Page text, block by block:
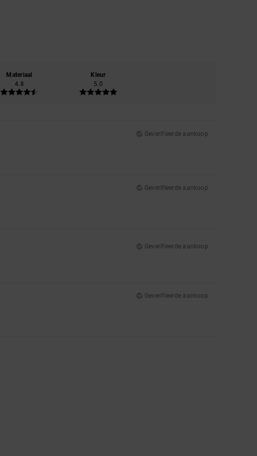
Materiaal
4.8
Kleur
5.0
Geverifieerde aankoop
Geverifieerde aankoop
Geverifieerde aankoop
Geverifieerde aankoop